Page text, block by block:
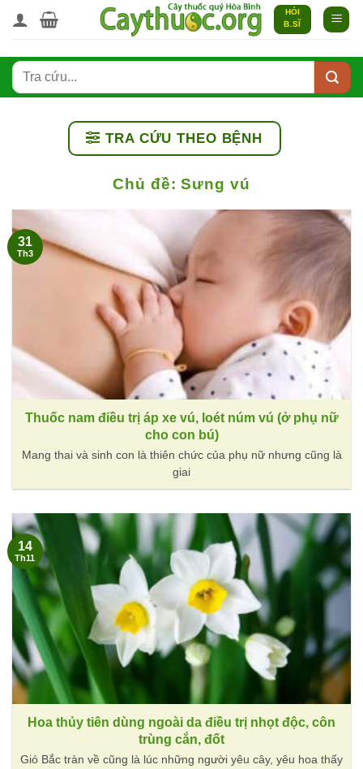
qua
dung
HỎI
B.SĨ
TRA CỨU THEO BỆNH
Chủ đề:Sưng vú
Thuốc nam điều trị áp xe vú, loét núm vú (ở phụ nữ
cho con bú)
Mang thai và sinh con là thiên chức của phụ nữ nhưng cũng là
giai
31
Th3
Hoa thủy tiên dùng ngoài da điều trị nhọt độc, côn
trùng cắn, đốt
Gió Bắc tràn về cũng là lúc những người yêu cây, yêu hoa thấy
14
Th11